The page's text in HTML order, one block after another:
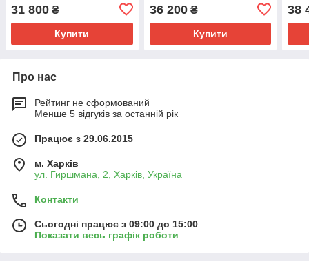
31 800 ₴
Купити
36 200₴
Купити
38
Про нас
Рейтинг не сформований
Менше 5 відгуків за останній рік
Працює з 29.06.2015
м. Харків
ул. Гиршмана, 2, Харків, Україна
Контакти
Сьогодні працює з 09:00 до 15:00
Показати весь графік роботи